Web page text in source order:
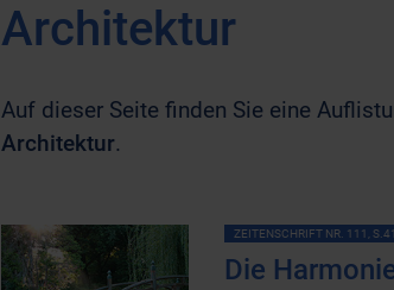
Architektur
Auf dieser Seite finden Sie eine
Architektur.
ZEITENSCHRIFT NR. 111, S.41
Die